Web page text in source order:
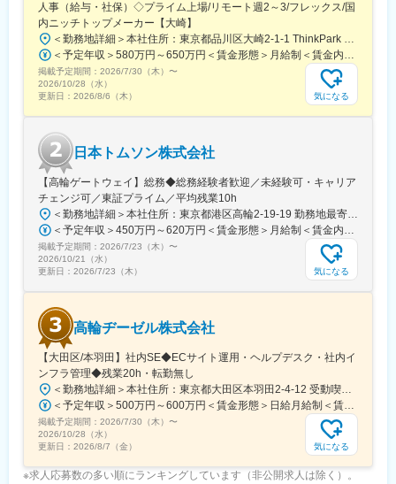
■教育体制
入社後は先輩社員による1on1指導やOJTで実務を学べ、業界未経
験でも着実に成長できます。
■就業環境
勤務時間は8：30～17：15で残業は月平均10時間以内。フレック
に慣れてから柔軟な働き方も可能です。
■想定されるキャリアパス
設計・開発業務を経験し、将来的には技術営業やプロジェクトマ
ネジメントなど多様なキャリアが目指せます。
■企業の特徴/魅力
当社は電設システム分野で高い技術力と信頼を有し、安定した事
業基盤のもと新しい技術や働き方にも積極的に取り組んでいま
変更の範囲：会社の定める業務
人事（給与・社保）◇プライム上場/リモート週2～3/フレックス/国
内ニッチトップメーカー【大崎】
＜勤務地詳細＞本社住所：東京都品川区大崎2-1-1 ThinkPark Tower24F勤務地最寄駅：JR・りんかい線／大崎駅受動喫煙対策：屋内喫煙可能場所あり変更の範囲：会社の定める事業所（リモートワーク含む）
＜予定年収＞580万円～650万円＜賃金形態＞月給制＜賃金内訳＞月額（基本給）：320,000円～450,000円＜月給＞320,000円～450,000円＜昇給有無＞有＜残業手当＞有＜給与補足＞※経験・前職を考慮したうえで優遇します。※上記年収額は、残業代を加味した金額です。■賞与実績：年2回支給■昇給：年1回賃金はあくまでも目安の金額であり、選考を通じて上下する可能性があります。月給(月額)は固定手当を含めた表記です。
掲載予定期間： 2026/7/30（木） 〜
2026/10/28（水）
更新日： 2026/8/6（木） 気になる
日本トムソン株式会社
【高輪ゲートウェイ】総務◆総務経験者歓迎／未経験可・キャリア
チェンジ可／東証プライム／平均残業10h
＜勤務地詳細＞本社住所：東京都港区高輪2-19-19 勤務地最寄駅：京急本線／泉岳寺駅受動喫煙対策：屋内全面禁煙変更の範囲：会社の定める事業所
＜予定年収＞450万円～620万円＜賃金形態＞月給制＜賃金内訳＞月額（基本給）：290,000円～400,000円＜月給＞290,000円～400,000円＜昇給有無＞有＜残業手当＞有＜給与補足＞■年齢・経験・スキルに応じ決定いたします。■上記年収は、月給・全社員支給される手当 の12か月分 ＋ 賞与 + 10時間分の残業を想定した金額です。■賞与年2回（2025年実績5カ月）賃金はあくまでも目安の金額であり、選考を通じて上下する可能性があります。月給(月額)は固定手当を含めた表記です。
掲載予定期間： 2026/7/23（木） 〜
2026/10/21（水）
更新日： 2026/7/23（木） 気になる
高輪ヂーゼル株式会社
【大田区/本羽田】社内SE◆ECサイト運用・ヘルプデスク・社内イ
ンフラ管理◆残業20h・転勤無し
＜勤務地詳細＞本社住所：東京都大田区本羽田2-4-12 受動喫煙対策：屋内全面禁煙変更の範囲：会社の定める事業所
＜予定年収＞500万円～600万円＜賃金形態＞日給月給制＜賃金内訳＞月額（基本給）：300,000円～350,000円/月21日間勤務想定＜想定月額＞300,000円～350,000円＜昇給有無＞有＜残業手当＞有＜給与補足＞※別途、諸手当（一律）を支給※給与詳細は経験・能力を考慮のうえ決定■昇給：年1回■賞与：年2回 前年実績3.5カ月賃金はあくまでも目安の金額であり、選考を通じて上下する可能性があります。月給(月額)は固定手当を含めた表記です。
掲載予定期間： 2026/7/30（木） 〜
2026/10/28（水）
更新日： 2026/8/7（金） 気になる
※求人応募数の多い順にランキングしています（非公開求人は除く）。